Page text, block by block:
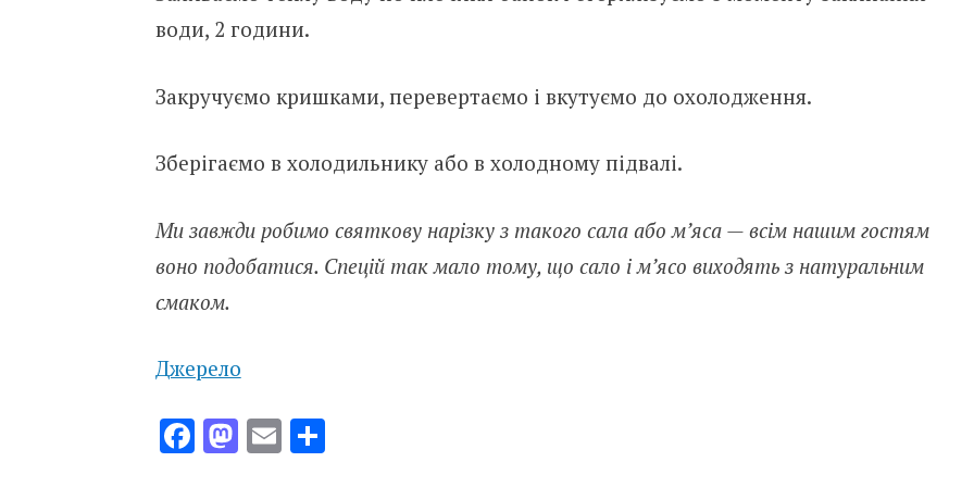
води, 2 години.
Закручуємо кришками, перевертаємо і вкутуємо до охолодження.
Зберігаємо в холодильнику або в холодному підвалі.
Ми завжди робимо святкову нарізку з такого сала або м’яса — всім нашим гостям
воно подобатися. Спецій так мало тому, що сало і м’ясо виходять з натуральним
смаком.
Джерело
Facebook
Mastodon
EmailПоділитися